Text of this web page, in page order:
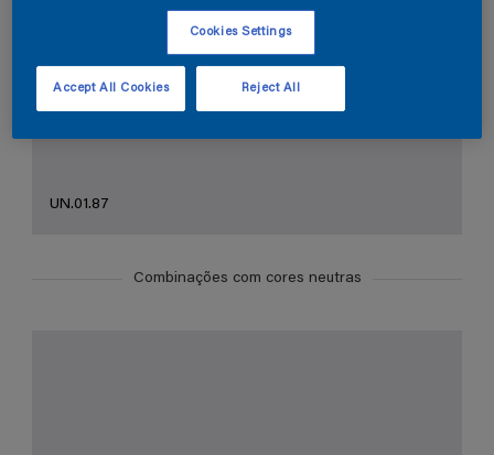
UN.01.87
Combinações com cores neutras
Cookies Settings
Reject All
Accept All Cookies